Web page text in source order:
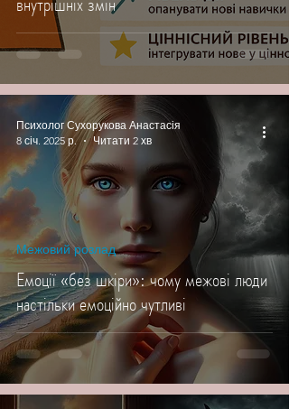
Емоції «без шкіри»: чому межові люди
настільки емоційно чутливі
Межовий розлад
Психолог Сухорукова Анастасія
8 січ. 2025 р.
Читати 2 хв